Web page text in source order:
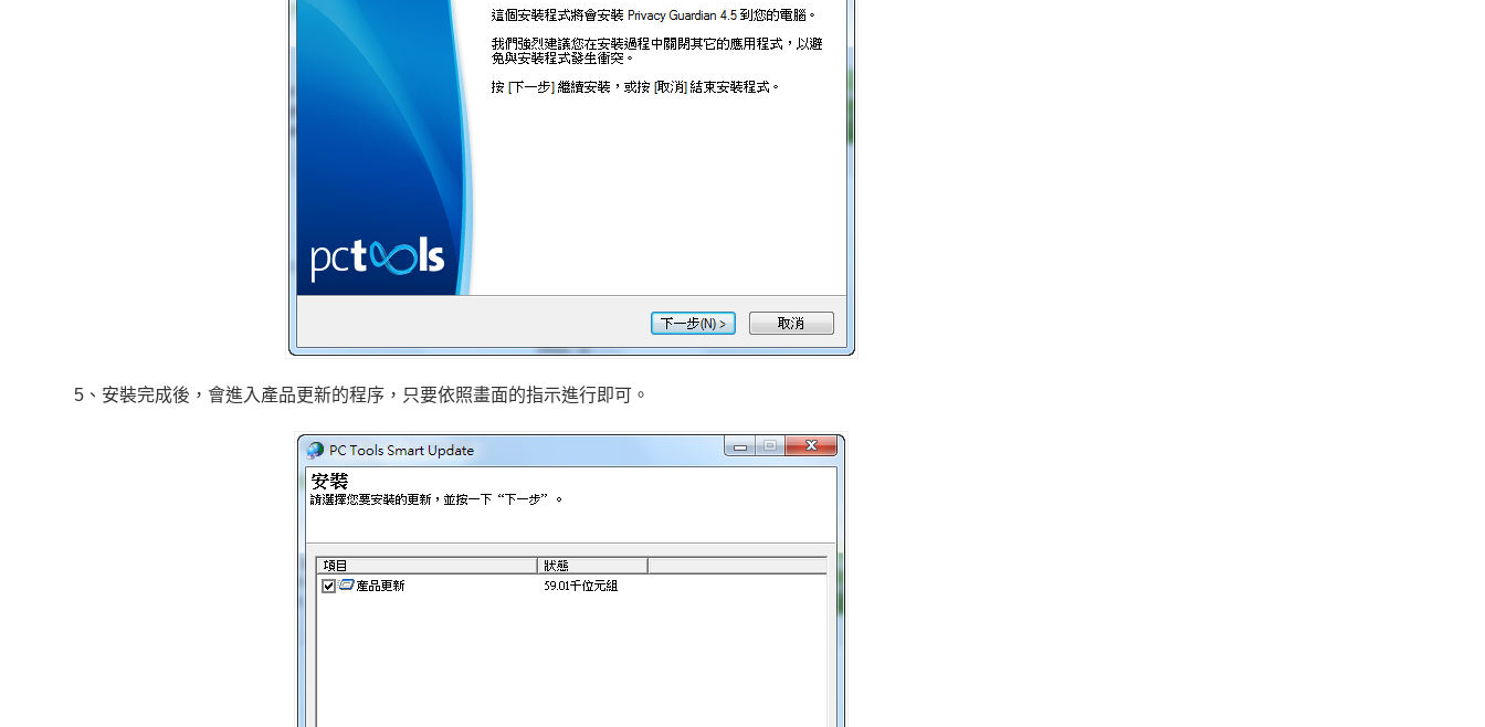
5、安裝完成後，會進入產品更新的程序，只要依照畫面的指示進行即可。